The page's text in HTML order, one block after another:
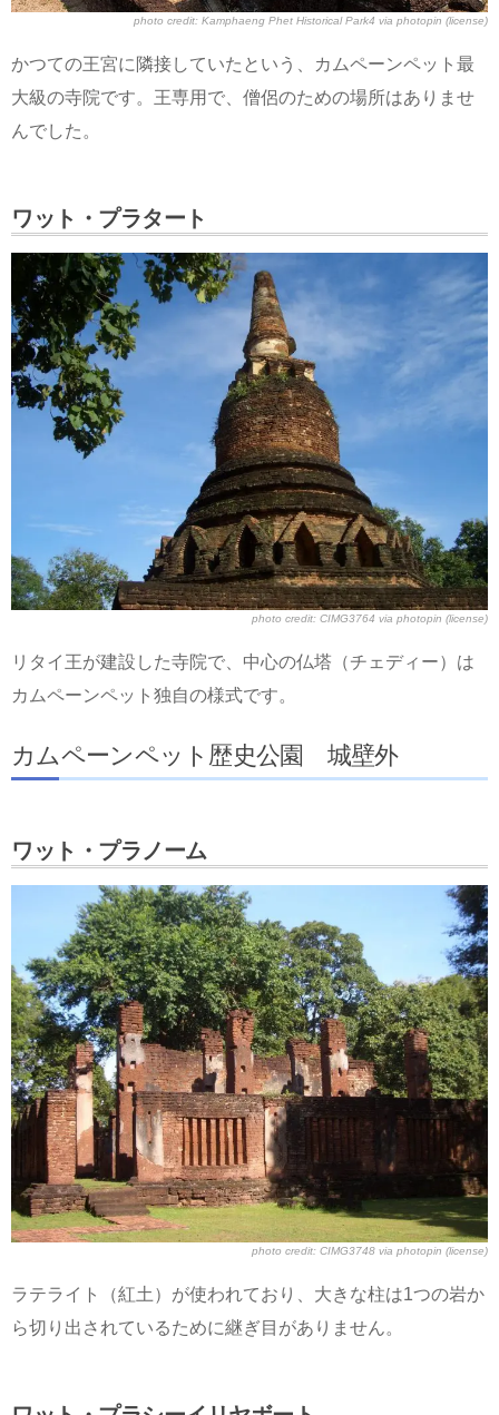
photo credit: Kamphaeng Phet Historical Park4 via photopin (license)
かつての王宮に隣接していたという、カムペーンペット最
大級の寺院です。王専用で、僧侶のための場所はありませ
んでした。
ワット・プラタート
photo credit: CIMG3764 via photopin (license)
リタイ王が建設した寺院で、中心の仏塔（チェディー）は
カムペーンペット独自の様式です。
カムペーンペット歴史公園 城壁外
ワット・プラノーム
photo credit: CIMG3748 via photopin (license)
ラテライト（紅土）が使われており、大きな柱は1つの岩か
ら切り出されているために継ぎ目がありません。